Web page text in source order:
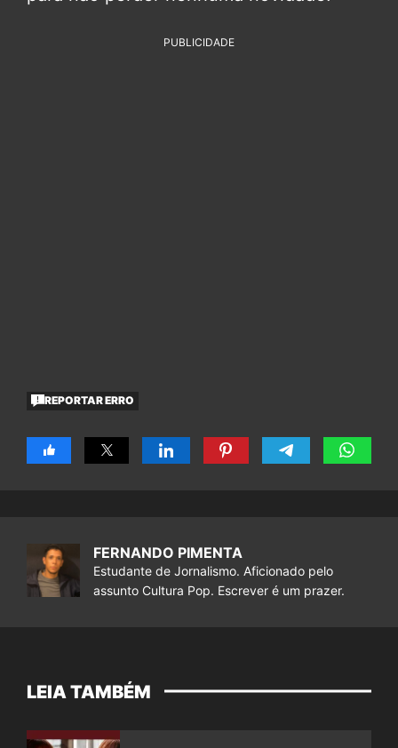
PUBLICIDADE
REPORTAR ERRO
FERNANDO PIMENTA
Estudante de Jornalismo. Aficionado pelo
assunto Cultura Pop. Escrever é um prazer.
LEIA TAMBÉM